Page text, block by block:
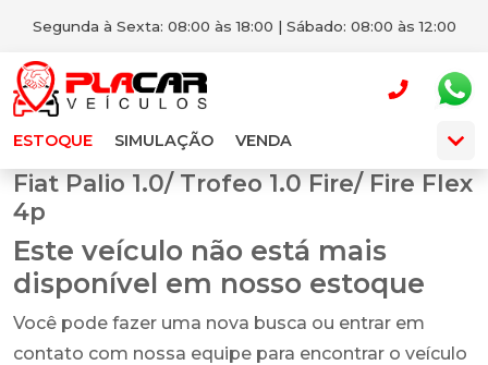
Segunda à Sexta: 08:00 às 18:00 | Sábado: 08:00 às 12:00
ESTOQUE SIMULAÇÃO VENDA
Fiat Palio 1.0/ Trofeo 1.0 Fire/ Fire Flex
4p
Este veículo não está mais
disponível em nosso estoque
Você pode fazer uma nova busca ou entrar em
contato com nossa equipe para encontrar o veículo